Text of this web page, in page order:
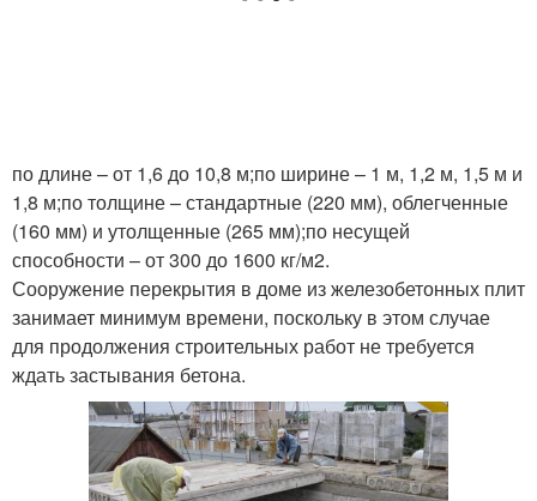
по длине – от 1,6 до 10,8 м;по ширине – 1 м, 1,2 м, 1,5 м и
1,8 м;по толщине – стандартные (220 мм), облегченные
(160 мм) и утолщенные (265 мм);по несущей
способности – от 300 до 1600 кг/м2.
Сооружение перекрытия в доме из железобетонных плит
занимает минимум времени, поскольку в этом случае
для продолжения строительных работ не требуется
ждать застывания бетона.